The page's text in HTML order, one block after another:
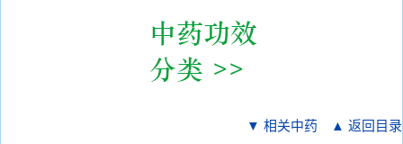
▼ 相关中药 ▲ 返回目录